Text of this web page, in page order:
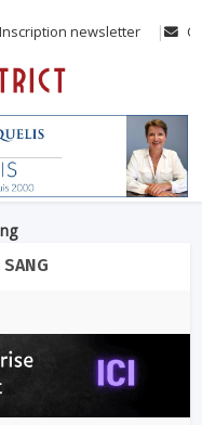
Inscription newsletter